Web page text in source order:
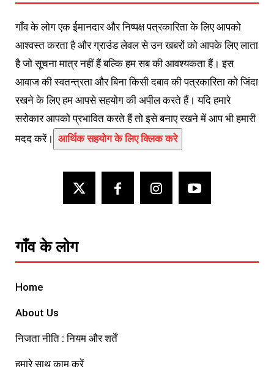
गाँव के लोग एक ईमानदार और निष्पक्ष पत्रकारिता के लिए आपको
आश्वस्त करता है और ग्राउंड लेवल से उन खबरों को आपके लिए लाता
है जो सूचना मात्र नहीं हैं बल्कि हम सब की आवश्यकता हैं। इस
आवाज की स्वतन्त्रता और बिना किसी दबाव की पत्रकारिता को जिंदा
रखने के लिए हम आपसे सहयोग की अपील करते हैं। यदि हमारे
सरोकार आपको प्रभावित करते हैं तो इसे बनाए रखने में आप भी हमारी
मदद करें। आर्थिक सहयोग के लिए क्लिक करे
गाँव के लोग
Home
About Us
निजता नीति : नियम और शर्तें
हमारे साथ काम करें